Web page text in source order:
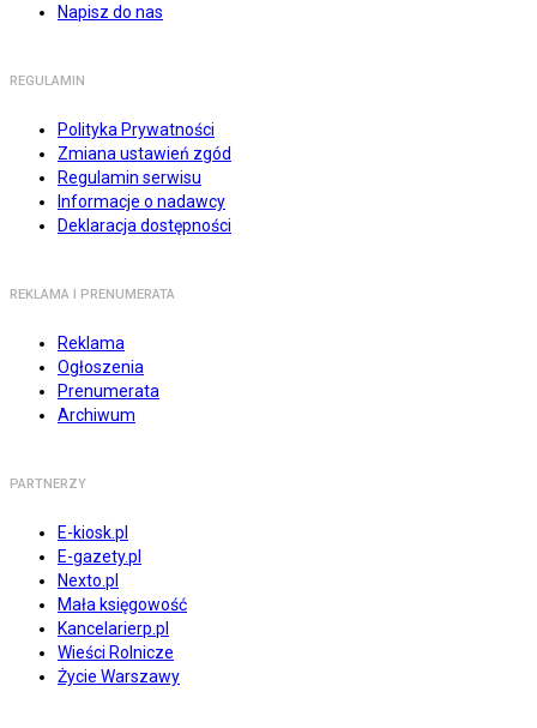
Napisz do nas
REGULAMIN
Polityka Prywatności
Zmiana ustawień zgód
Regulamin serwisu
Informacje o nadawcy
Deklaracja dostępności
REKLAMA I PRENUMERATA
Reklama
Ogłoszenia
Prenumerata
Archiwum
PARTNERZY
E-kiosk.pl
E-gazety.pl
Nexto.pl
Mała księgowość
Kancelarierp.pl
Wieści Rolnicze
Życie Warszawy